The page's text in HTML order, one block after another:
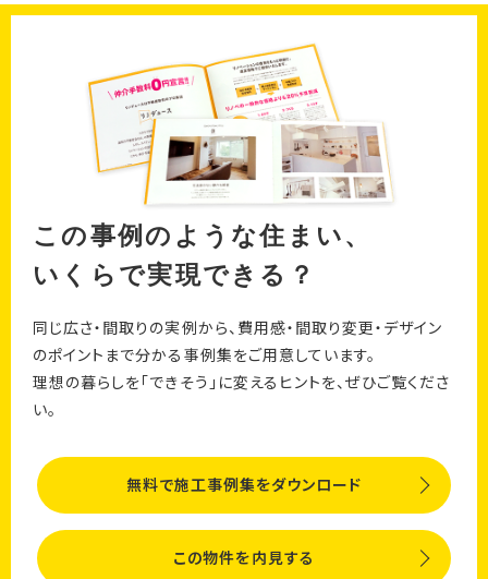
この事例のような住まい、
いくらで実現できる？
同じ広さ・間取りの実例から、費用感・間取り変更・デザイン
のポイントまで分かる事例集をご用意しています。
理想の暮らしを「できそう」に変えるヒントを、ぜひご覧くださ
い。
無料で施工事例集をダウンロード
この物件を内見する